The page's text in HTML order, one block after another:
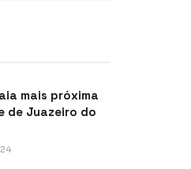
mais próxima
de Juazeiro do